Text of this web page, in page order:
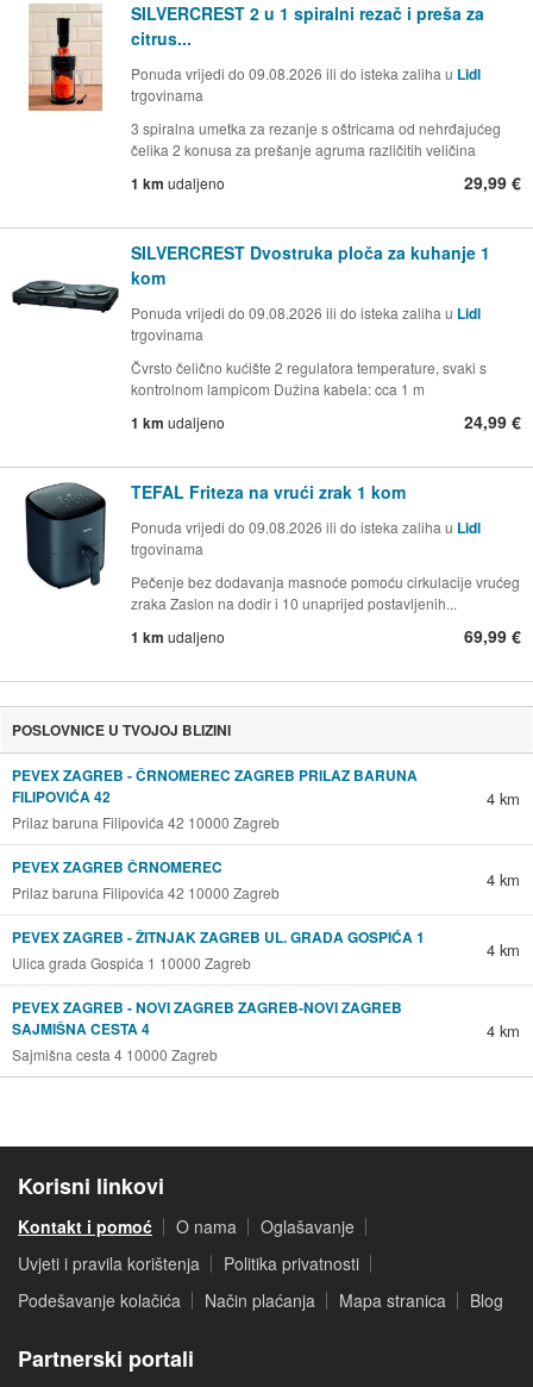
SILVERCREST 2 u 1 spiralni rezač i preša za
citrus...
Ponuda vrijedi do 09.08.2026 ili do isteka zaliha u Lidl
trgovinama
3 spiralna umetka za rezanje s oštricama od nehrđajućeg
čelika 2 konusa za prešanje agruma različitih veličina
1 km udaljeno 29,99 €
SILVERCREST Dvostruka ploča za kuhanje 1
kom
Ponuda vrijedi do 09.08.2026 ili do isteka zaliha u Lidl
trgovinama
Čvrsto čelično kućište 2 regulatora temperature, svaki s
kontrolnom lampicom Dužina kabela: cca 1 m
1 km udaljeno 24,99 €
TEFAL Friteza na vrući zrak 1 kom
Ponuda vrijedi do 09.08.2026 ili do isteka zaliha u Lidl
trgovinama
Pečenje bez dodavanja masnoće pomoću cirkulacije vrućeg
zraka Zaslon na dodir i 10 unaprijed postavljenih...
1 km udaljeno 69,99 €
POSLOVNICE U TVOJOJ BLIZINI
PEVEX ZAGREB - ČRNOMEREC ZAGREB PRILAZ BARUNA
FILIPOVIĆA 42
Prilaz baruna Filipovića 42 10000 Zagreb
4 km
PEVEX ZAGREB ČRNOMEREC
Prilaz baruna Filipovića 42 10000 Zagreb
4 km
PEVEX ZAGREB - ŽITNJAK ZAGREB UL. GRADA GOSPIĆA 1
Ulica grada Gospića 1 10000 Zagreb
4 km
PEVEX ZAGREB - NOVI ZAGREB ZAGREB-NOVI ZAGREB
SAJMIŠNA CESTA 4
Sajmišna cesta 4 10000 Zagreb
4 km
Korisni linkovi
Kontakt i pomoć O nama
Oglašavanje
Uvjeti i pravila korištenja
Politika privatnosti
Podešavanje kolačića
Način plaćanja Mapa stranica Blog
Partnerski portali